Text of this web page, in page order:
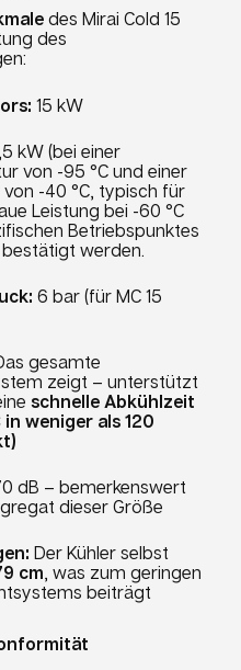
des Mirai Cold 15
des
15 kW
kW (bei einer
von -95 °C und einer
-40 °C, typisch für
Leistung bei -60 °C
Betriebspunktes
werden.
6 bar (für MC 15
gesamte
zeigt – unterstützt
schnelle Abkühlzeit
weniger als 120
dB – bemerkenswert
dieser Größe
Der Kühler selbst
cm, was zum geringen
beiträgt